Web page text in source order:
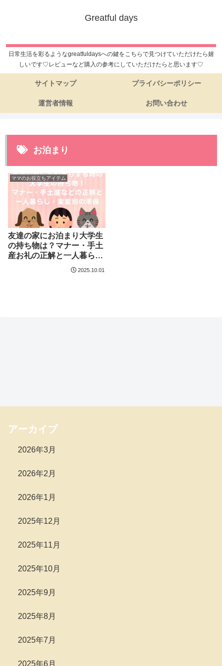
Greatful days
日常生活を彩るようなgreatfuldaysへの鍵をこちらで見つけていただけたら嬉
しいです♡レビューなど購入の参考にしていただけたらと思います♡
サイトマップ プライバシーポリシー
運営者情報 お問い合わせ
お泊まり
ママのお役立ちアイテム
友達の家にお泊まり大学生
の持ち物は？マナー・手土
産お礼の正解と一人暮ら
2025.10.01
アーカイブ
2026年3月
2026年2月
2026年1月
2025年12月
2025年11月
2025年10月
2025年9月
2025年8月
2025年7月
2025年6月